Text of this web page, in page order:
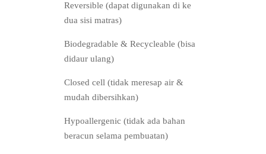
Reversible (dapat digunakan di ke
dua sisi matras)
Biodegradable & Recycleable (bisa
didaur ulang)
Closed cell (tidak meresap air &
mudah dibersihkan)
Hypoallergenic (tidak ada bahan
beracun selama pembuatan)